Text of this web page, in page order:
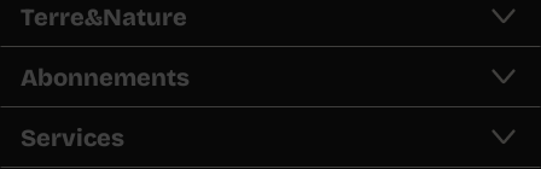
Terre&Nature
Abonnements
Services